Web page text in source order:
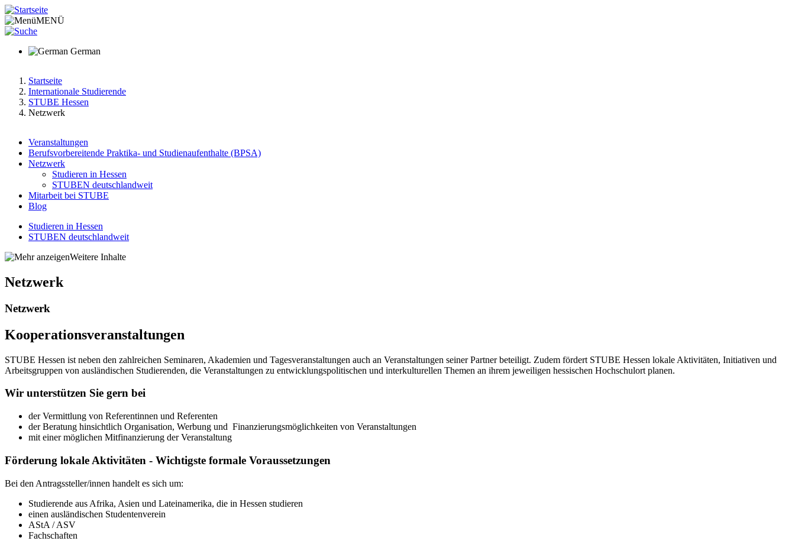
Direkt
zum
Inhalt
MENÜ
German
Pfadnavigation
Startseite
Internationale Studierende
STUBE Hessen
Netzwerk
Main
menu
Veranstaltungen
Berufsvorbereitende Praktika- und Studienaufenthalte (BPSA)
Netzwerk
Studieren in Hessen
STUBEN deutschlandweit
Mitarbeit bei STUBE
Blog
Hauptnavigation
Studieren in Hessen
STUBEN deutschlandweit
Weitere Inhalte
Netzwerk
Netzwerk
Kooperationsveranstaltungen
STUBE Hessen ist neben den zahlreichen Seminaren, Akademien und Tagesveranstaltungen auch an Veranstaltungen seiner Partner beteiligt. Zudem fördert STUBE Hessen lokale Aktivitäten, Initiativen und
Arbeitsgruppen von ausländischen Studierenden, die Veranstaltungen zu entwicklungspolitischen und interkulturellen Themen an ihrem jeweiligen hessischen Hochschulort planen.
Wir unterstützen Sie gern bei
der Vermittlung von Referentinnen und Referenten
der Beratung hinsichtlich Organisation, Werbung und Finanzierungsmöglichkeiten von Veranstaltungen
mit einer möglichen Mitfinanzierung der Veranstaltung
Förderung lokale Aktivitäten - Wichtigste formale Voraussetzungen
Bei den Antragssteller/innen handelt es sich um:
Studierende aus Afrika, Asien und Lateinamerika, die in Hessen studieren
einen ausländischen Studentenverein
AStA / ASV
Fachschaften